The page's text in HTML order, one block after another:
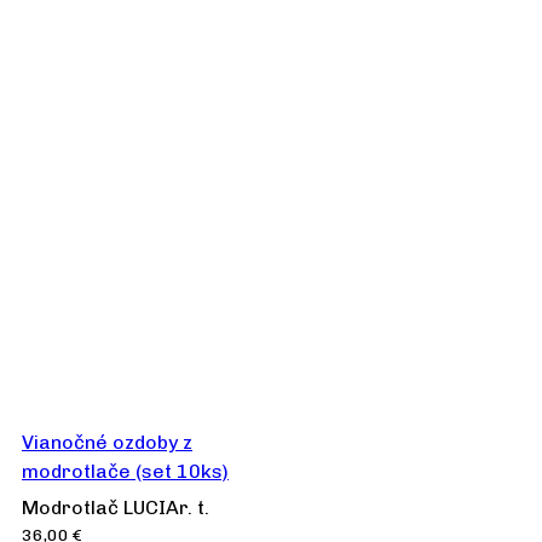
Vianočné ozdoby z
modrotlače (set 10ks)
Modrotlač LUCIAr. t.
36,00 €